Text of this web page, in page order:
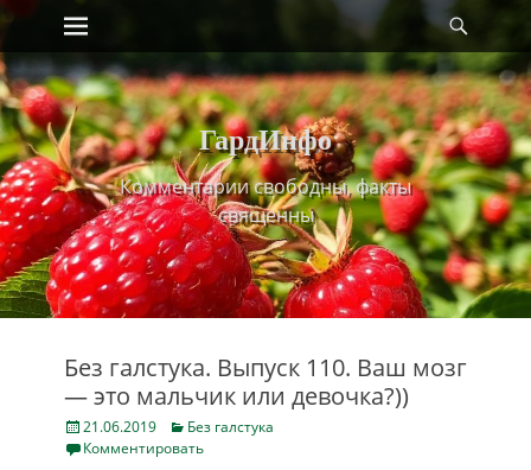
Skip
content
Primary Menu
ГардИнфо
Комментарии свободны, факты
священны
Без галстука. Выпуск 110. Ваш мозг
— это мальчик или девочка?))
Posted
on
21.06.2019 Categories
Без галстука
Комментировать